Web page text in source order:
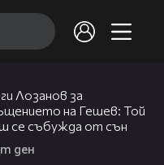
Лозанов за
на Гешев: Той
се събужда от сън
ден